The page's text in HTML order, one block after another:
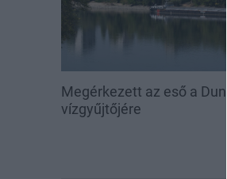
Megérkezett az eső a Duna
vízgyűjtőjére